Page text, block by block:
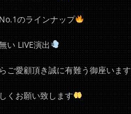
のラインナップ
い LIVE演出
ご愛顧頂き誠に有難う御座います
くお願い致します